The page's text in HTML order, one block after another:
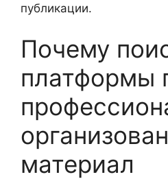
публикации.
Почему
платформы
материал